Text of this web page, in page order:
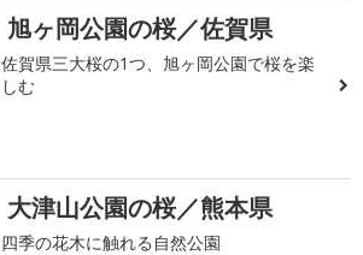
旭ヶ岡公園の桜／佐賀県
佐賀県三大桜の1つ、旭ヶ岡公園で桜を楽
しむ
大津山公園の桜／熊本県
四季の花木に触れる自然公園